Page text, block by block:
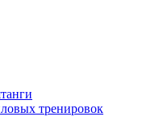
тренировок